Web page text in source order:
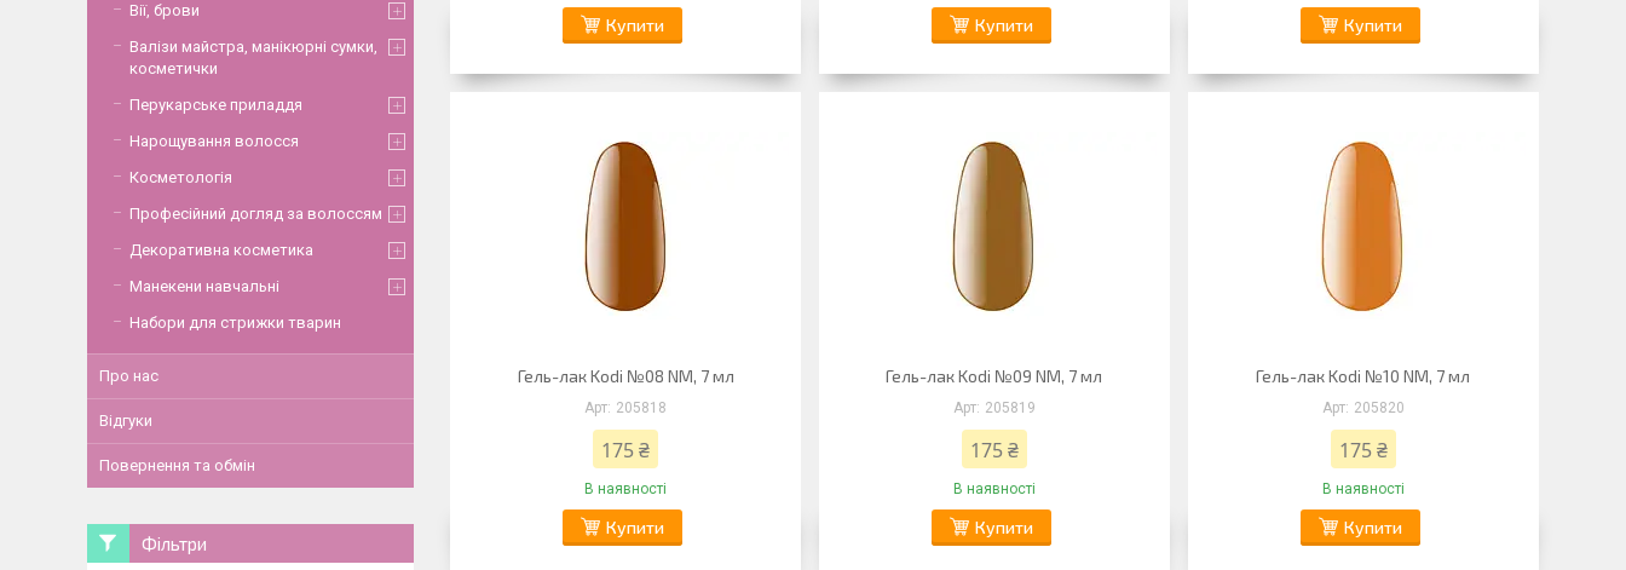
Купити Купити Купити
Гель-лак Kodi №08 NM, 7 мл
205818
175 ₴
В наявності
Купити
Гель-лак Kodi №09 NM, 7 мл
205819
175 ₴
В наявності
Купити
Гель-лак Kodi №10 NM, 7 мл
205820
175 ₴
В наявності
Купити
Вії, брови
Валізи майстра, манікюрні сумки,
косметички
Перукарське приладдя
Нарощування волосся
Косметологія
Професійний догляд за волоссям
Декоративна косметика
Манекени навчальні
Набори для стрижки тварин
Про нас
Відгуки
Повернення та обмін
Фільтри